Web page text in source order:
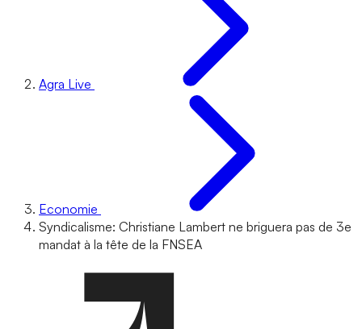
Agra Live
Economie
Syndicalisme: Christiane Lambert ne briguera pas de 3e
mandat à la tête de la FNSEA